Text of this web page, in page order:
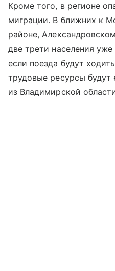
Кроме того, в регионе
миграции. В ближних к
районе,
две трети населения
если поезда будут
трудовые ресурсы
из Владимирской